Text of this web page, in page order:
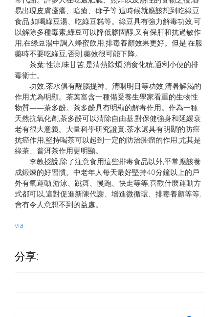
易出現皮膚瘙癢、暗瘡、痱子等,這時候就應該想到吃綠豆
食品,如喝綠豆湯、吃綠豆糕等。綠豆具有強力解毒功效,可
以解除多種毒素,綠豆可以降低膽固醇,又有保肝和抗過敏作
用,在綠豆湯中調入蜂蜜飲用,排毒養顏效果更好。但是,在服
藥時不要吃綠豆,否則,藥效很可能下降。
茶葉:性涼,味甘苦,是清熱除煩,消食化積,通利小便的排
毒衛士。
功效:茶水俱有醒腦提神、清咽明目等功效,清暑解渴的
作用尤為明顯。茶葉富含一種備受養生學家看重的生物性
物質——茶多酚。茶多酚具有明顯的解毒作用。作為一種
天然抗氧化劑,茶多酚可以清除自由基,對保健強身和延緩衰
老有很大意義。大量科學研究證實:茶水還具有明顯的防癌
抗癌作用,堅持喝茶可以起到一定的防治腫瘤的作用,尤其是
綠茶、普洱茶作用更明顯。
李教授說,除了注意食用這些排毒食品以外,平常應該養
成鍛煉的好習慣。中老年人每天最好堅持40分鐘以上的戶
外有氧運動,游泳、跳舞、慢跑、快走等等,喜歡什麼運動方
式都可以,這對促進新陳代謝、增進微循環、排毒養顏等等,
會有令人意想不到的益處。
via
分享: